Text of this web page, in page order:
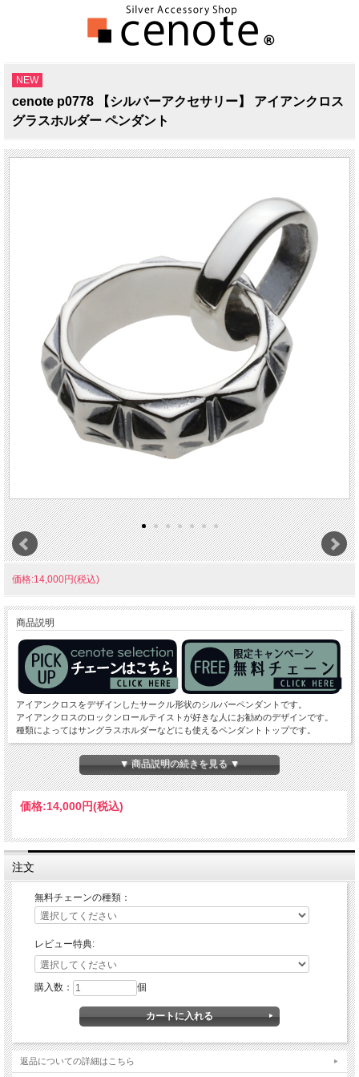
NEW
cenote p0778 【シルバーアクセサリー】 アイアンクロス
グラスホルダー ペンダント
価格:14,000円(税込)
商品説明
アイアンクロスをデザインしたサークル形状のシルバーペンダントです。
アイアンクロスのロックンロールテイストが好きな人にお勧めのデザインです。
種類によってはサングラスホルダーなどにも使えるペンダントトップです。
素材:スターリングシルバー925
サイズ[縦:24mm 横:17mm 厚さ:5mm 重さ:4g] ※サイズには多少の個体差が
あります。
▼ 商品説明の続きを見る ▼
価格:14,000円(税込)
注文
無料チェーンの種類：
レビュー特典:
購入数： 個
返品についての詳細はこちら